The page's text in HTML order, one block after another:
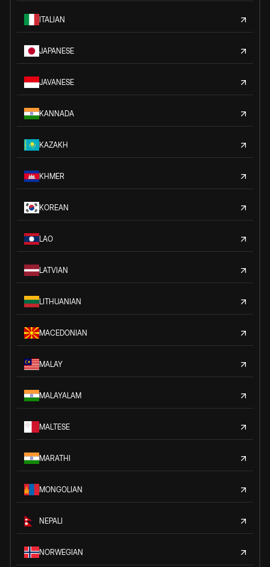
ITALIAN
JAPANESE
JAVANESE
KANNADA
KAZAKH
KHMER
KOREAN
LAO
LATVIAN
LITHUANIAN
MACEDONIAN
MALAY
MALAYALAM
MALTESE
MARATHI
MONGOLIAN
NEPALI
NORWEGIAN